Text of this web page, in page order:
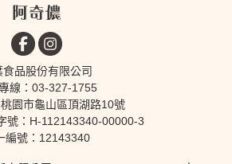
食品股份有限公司
線：03-327-1755
園市龜山區頂湖路10號
號：H-112143340-00000-3
編號：12143340